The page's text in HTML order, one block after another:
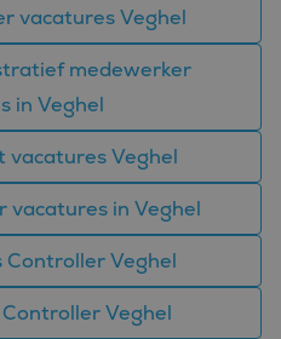
vacatures Veghel
medewerker
in Veghel
vacatures Veghel
vacatures in Veghel
Controller Veghel
Veghel
van
basis van
taal. Dit is
doeleinden
Google